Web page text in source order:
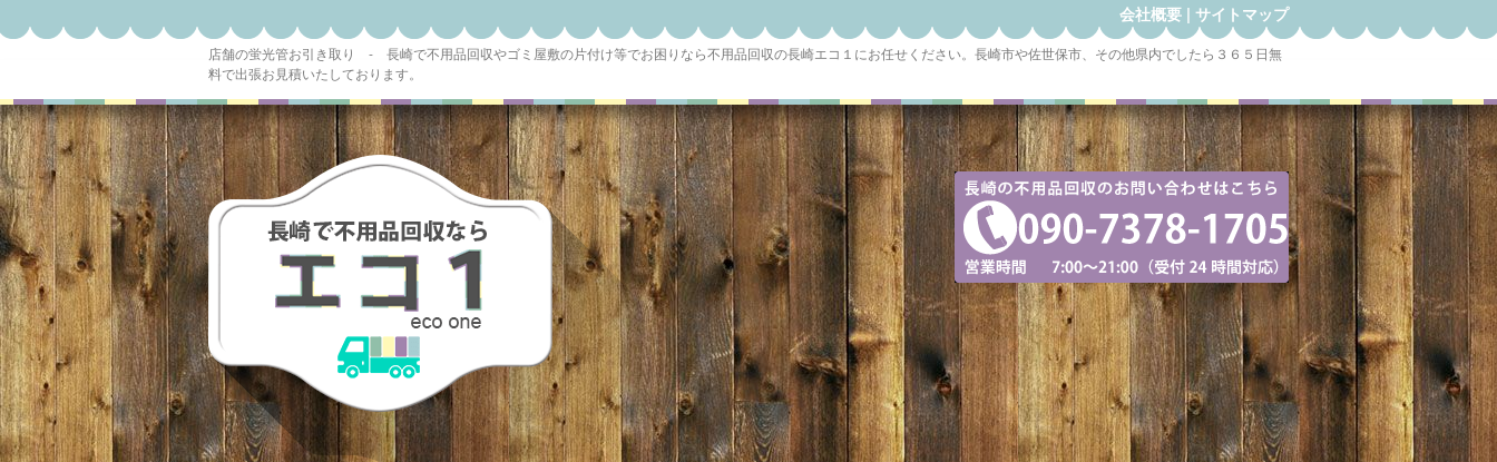
会社概要 | サイトマップ
店舗の蛍光管お引き取り - 長崎で不用品回収やゴミ屋敷の片付け等でお困りなら不用品回収の長崎エコ１にお任せください。長崎市や佐世保市、その他県内でしたら３６５日無
料で出張お見積いたしております。